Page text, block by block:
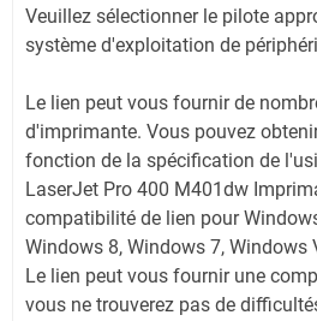
Veuillez sélectionner le pilote
système d'exploitation de
Le lien peut vous fournir de
d'imprimante. Vous pouvez
fonction de la spécification de
LaserJet Pro 400 M401dw
compatibilité de lien pour
Windows 8, Windows 7, Windows
Le lien peut vous fournir une
vous ne trouverez pas de